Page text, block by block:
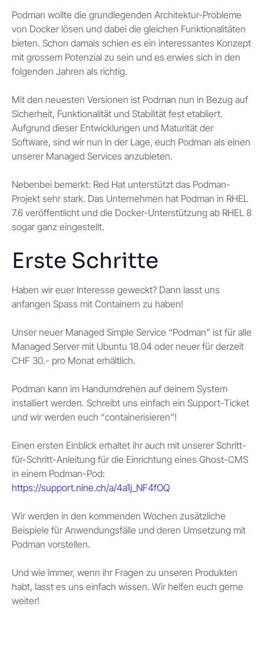
Podman wollte die grundlegenden Architektur-Probleme
von Docker lösen und dabei die gleichen Funktionalitäten
bieten. Schon damals schien es ein interessantes Konzept
mit grossem Potenzial zu sein und es erwies sich in den
folgenden Jahren als richtig.
Mit den neuesten Versionen ist Podman nun in Bezug auf
Sicherheit, Funktionalität und Stabilität fest etabliert.
Aufgrund dieser Entwicklungen und Maturität der
Software, sind wir nun in der Lage, euch Podman als einen
unserer Managed Services anzubieten.
Nebenbei bemerkt: Red Hat unterstützt das Podman-
Projekt sehr stark. Das Unternehmen hat Podman in RHEL
7.6 veröffentlicht und die Docker-Unterstützung ab RHEL 8
sogar ganz eingestellt.
Erste Schritte
Haben wir euer Interesse geweckt? Dann lasst uns
anfangen Spass mit Containern zu haben!
Unser neuer Managed Simple Service “Podman” ist für alle
Managed Server mit Ubuntu 18.04 oder neuer für derzeit
CHF 30.- pro Monat erhältlich.
Podman kann im Handumdrehen auf deinem System
installiert werden. Schreibt uns einfach ein Support-Ticket
und wir werden euch “containerisieren”!
Einen ersten Einblick erhaltet ihr auch mit unserer Schritt-
für-Schritt-Anleitung für die Einrichtung eines Ghost-CMS
in einem Podman-Pod:
https://support.nine.ch/a/4a1j_NF4fOQ
Wir werden in den kommenden Wochen zusätzliche
Beispiele für Anwendungsfälle und deren Umsetzung mit
Podman vorstellen.
Und wie immer, wenn ihr Fragen zu unseren Produkten
habt, lasst es uns einfach wissen. Wir helfen euch gerne
weiter!